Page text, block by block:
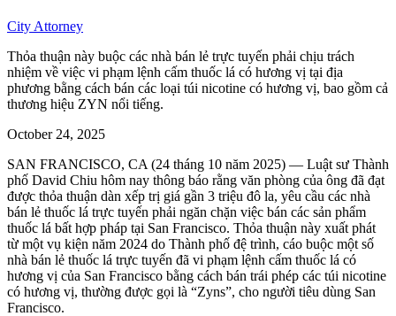
City Attorney
Thỏa thuận này buộc các nhà bán lẻ trực tuyến phải chịu trách
nhiệm về việc vi phạm lệnh cấm thuốc lá có hương vị tại địa
phương bằng cách bán các loại túi nicotine có hương vị, bao gồm cả
thương hiệu ZYN nổi tiếng.
October 24, 2025
SAN FRANCISCO, CA (24 tháng 10 năm 2025) — Luật sư Thành
phố David Chiu hôm nay thông báo rằng văn phòng của ông đã đạt
được thỏa thuận dàn xếp trị giá gần 3 triệu đô la, yêu cầu các nhà
bán lẻ thuốc lá trực tuyến phải ngăn chặn việc bán các sản phẩm
thuốc lá bất hợp pháp tại San Francisco. Thỏa thuận này xuất phát
từ một vụ kiện năm 2024 do Thành phố đệ trình, cáo buộc một số
nhà bán lẻ thuốc lá trực tuyến đã vi phạm lệnh cấm thuốc lá có
hương vị của San Francisco bằng cách bán trái phép các túi nicotine
có hương vị, thường được gọi là “Zyns”, cho người tiêu dùng San
Francisco.